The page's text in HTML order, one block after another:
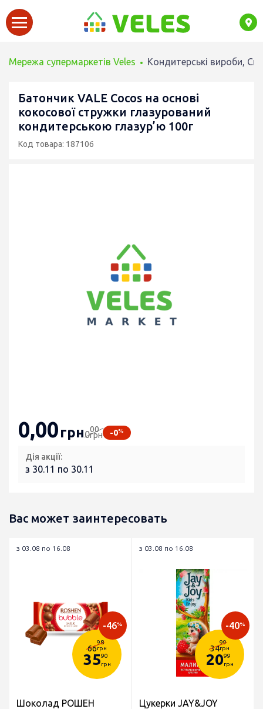
Мережа супермаркетів Veles Кондитерські вироби,
Батончик VALE Cocos на основі
кокосової стружки глазурований
кондитерською глазур’ю 100г
Код товара: 187106
0,00грн000
грн -0%
Дія акції:
з 30.11 по 30.11
Вас может заинтересовать
з 03.08 по 16.08
66
98
грн
3590
грн
-46%
Шоколад РОШЕН
з 03.08 по 16.08
34
99
грн
2099
грн
-40%
Цукерки JAY&JOY